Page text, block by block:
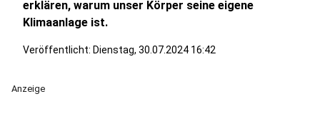
erklären, warum unser Körper seine eigene
Klimaanlage ist.
Veröffentlicht: Dienstag, 30.07.2024 16:42
Anzeige